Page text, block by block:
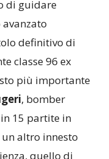
definitivo di
più importante